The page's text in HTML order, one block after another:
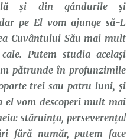
și din gândurile și
pe El vom ajunge să-L
Cuvântului Său mai mult
Putem studia același
pătrunde în profunzimile
trei sau patru luni, și
el vom descoperi mult mai
stăruința, perseverența!
fără număr, putem face